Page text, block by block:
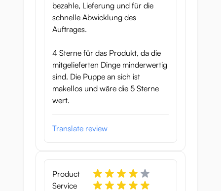
bezahle, Lieferung und für die
schnelle Abwicklung des
Auftrages.
4 Sterne für das Produkt, da die
mitgelieferten Dinge minderwertig
sind. Die Puppe an sich ist
makellos und wäre die 5 Sterne
wert.
Translate review
Product
Service